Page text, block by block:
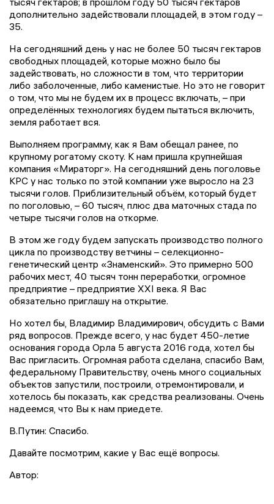
дополнительно задействовали площадей, в этом году –
35.
На сегодняшний день у нас не более 50 тысяч гектаров
свободных площадей, которые можно было бы
задействовать, но сложности в том, что территории
либо заболоченные, либо каменистые. Но это не говорит
о том, что мы не будем их в процесс включать, – при
определённых технологиях будем пытаться включить,
земля работает вся.
Выполняем программу, как я Вам обещал ранее, по
крупному рогатому скоту. К нам пришла крупнейшая
компания «Мираторг». На сегодняшний день поголовье
КРС у нас только по этой компании уже выросло на 23
тысячи голов. Приблизительный объём, который будет
по поголовью, – 60 тысяч, плюс два маточных стада по
четыре тысячи голов на откорме.
В этом же году будем запускать производство полного
цикла по производству ветчины – селекционно-
генетический центр «Знаменский». Это примерно 500
рабочих мест, 40 тысяч тонн переработки, огромное
предприятие – предприятие XXI века. Я Вас
обязательно приглашу на открытие.
Но хотел бы, Владимир Владимирович, обсудить с Вами
ряд вопросов. Прежде всего, у нас будет 450-летие
основания города Орла 5 августа 2016 года, хотел бы
Вас пригласить. Огромная работа сделана, спасибо Вам,
федеральному Правительству, очень много социальных
объектов запустили, построили, отремонтировали, и
хотелось бы показать, как средства реализованы. Очень
надеемся, что Вы к нам приедете.
В.Путин: Спасибо.
Давайте посмотрим, какие у Вас ещё вопросы.
Автор: